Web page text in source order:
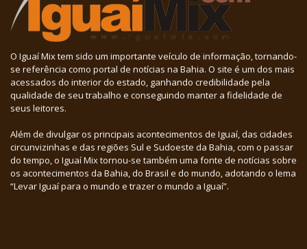
O Iguaí Mix tem sido um importante veículo de informação, tornando-
se referência como portal de notícias na Bahia. O site é um dos mais
acessados do interior do estado, ganhando credibilidade pela
qualidade de seu trabalho e conseguindo manter a fidelidade de
seus leitores.
Além de divulgar os principais acontecimentos de Iguaí, das cidades
circunvizinhas e das regiões Sul e Sudoeste da Bahia, com o passar
do tempo, o Iguaí Mix tornou-se também uma fonte de notícias sobre
os acontecimentos da Bahia, do Brasil e do mundo, adotando o lema
“Levar Iguaí para o mundo e trazer o mundo a Iguaí”.